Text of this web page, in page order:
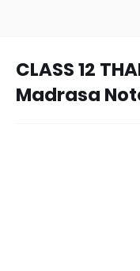
CLASS 12
Madrasa